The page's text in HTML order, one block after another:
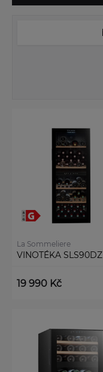
La Sommeliere
VINOTÉKA SLS90DZ
19 990 Kč